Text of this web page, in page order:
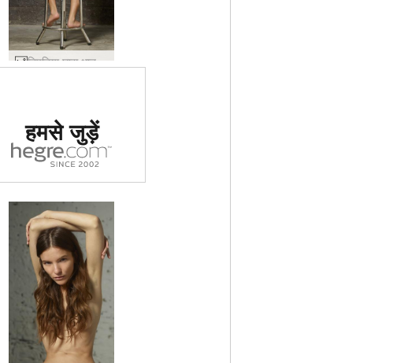
तिपतिया घास धातु स्टूल #29
दुनिया में #1 कामुक
साइट का दर्जा दिया
गया
हमसे जुड़ें